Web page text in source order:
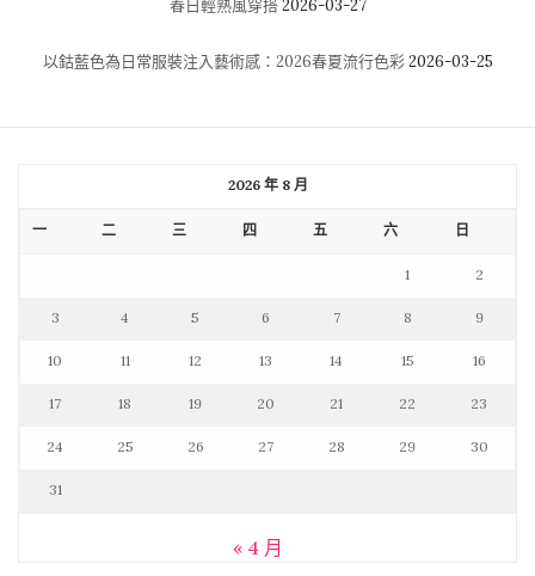
春日輕熟風穿搭 2026-03-27
以鈷藍色為日常服裝注入藝術感：2026春夏流行色彩 2026-03-25
2026 年 8 月
一 二 三 四 五 六 日
1 2
3 4 5 6 7 8 9
10 11 12 13 14 15 16
17 18 19 20 21 22 23
24 25 26 27 28 29 30
31
« 4 月